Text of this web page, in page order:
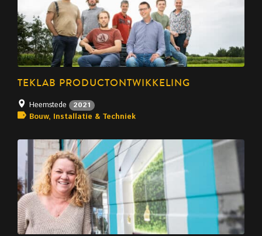
TEKLAB PRODUCTONTWIKKELING
Heemstede 2021
Bouw, Installatie & Techniek